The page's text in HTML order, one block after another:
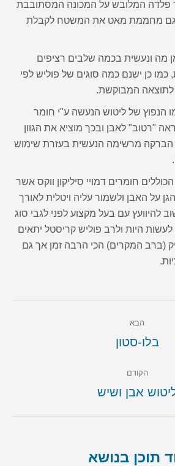
פלדה המלובש על המכונה המסתובבת
גם מחממת מאט את המשטח לקבלת
מה ונעשית בכמה שלבים רציפים
כן ישנם כמה סוגים של פוליש לפי
לתוצאה המבוקשת.
הנפוץ של ליטוש הנעשה ע"י חומר
"רטוב" לאבן ובכך מוציא את הגוון
מרשימה הנעשית בעזרת שימוש
חומרים דמויי סיליקון ווקס אשר
על האבן ולשמור עליה ויטלית לאורך
להיוועץ עם בעל מקצוע לפני לגבי סוג
היות ולרב פוליש קריסטל יתאים
(ברב המקרים) הכי הרבה זמן אך גם
הקודם
הקודם
אבן ושיש
הבא
הבא
בלו-סטון
תוכן בנושא